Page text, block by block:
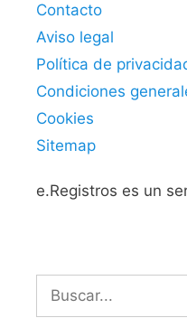
Contacto
Aviso legal
Política de
Condiciones
Cookies
Sitemap
e.Registros es un
Buscar: